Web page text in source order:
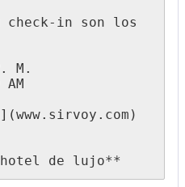
check- in son
los
. M .
AM
] (www. sirvoy . com )
hotel de lujo**